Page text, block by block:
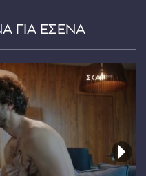
προς αναζήτηση
ΓΙΑ ΕΣΕΝΑ